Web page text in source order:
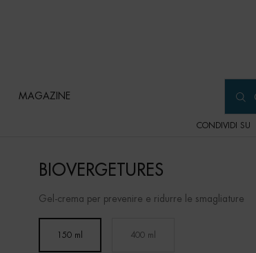
MAGAZINE
CONDIVIDI SU
BIOVERGETURES
Gel-crema per prevenire e ridurre le smagliature
Selected
150 ml
, 1 of 2 Selected
400 ml
, 2 of 2